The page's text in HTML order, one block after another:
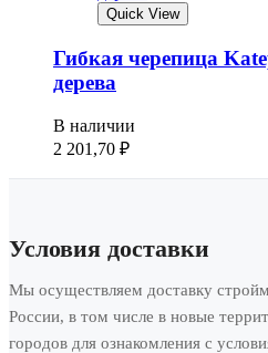
Quick View
Гибкая черепица
дерева
В наличии
2 201,70 ₽
Условия доставки
Мы осуществляем доставку
России, в том числе в новые
городов для ознакомления с